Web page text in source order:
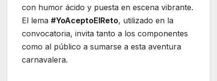
con humor ácido y puesta en escena vibrante.
El lema #YoAceptoElReto, utilizado en la
convocatoria, invita tanto a los componentes
como al público a sumarse a esta aventura
carnavalera.